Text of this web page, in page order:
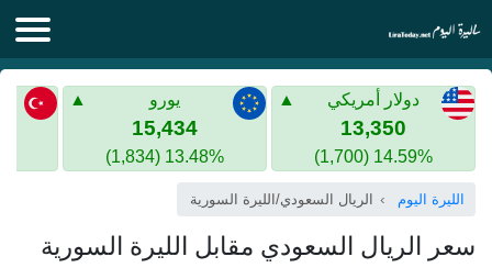
الليرة اليوم
الليرة السورية
الذهب في سوريا
الليرة التركية
الليرة التركية
الذهب في تركيا
اليورو الى الليرة التركية
دولار أمريكي
13,350
14.59% (1,700)
يورو
15,434
13.48% (1,834)
الليرة اليوم الريال السعودي/الليرة السورية
سعر الريال السعودي مقابل الليرة السورية